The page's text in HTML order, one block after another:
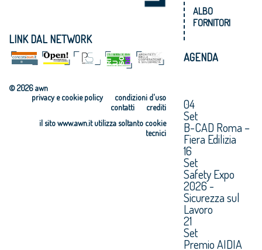
LINK DAL NETWORK
© 2026 awn
condizioni d'uso
privacy e cookie policy
crediti
contatti
il sito www.awn.it utilizza soltanto cookie
tecnici
ALBO
FORNITORI
AGENDA
04
Set
B-CAD Roma –
Fiera Edilizia
16
Set
Safety Expo
2026 -
Sicurezza sul
Lavoro
21
Set
Premio AIDIA